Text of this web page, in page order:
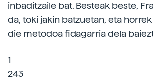
inbaditzaile bat. Besteak beste,
da, toki jakin batzuetan, eta
die metodoa fidagarria dela
1
243